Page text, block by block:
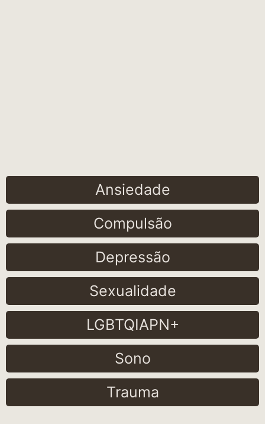
Ansiedade
Compulsão
Depressão
Sexualidade
LGBTQIAPN+
Sono
Trauma